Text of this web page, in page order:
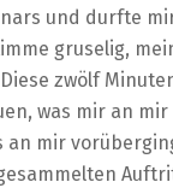
und durfte
gruselig,
zwölf
was mir an
mir